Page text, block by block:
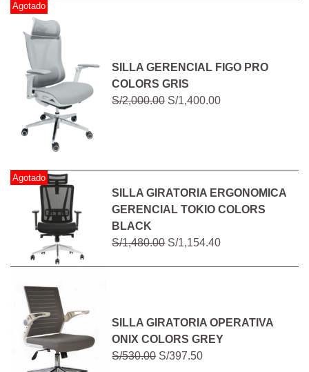
Agotado
SILLA GERENCIAL FIGO PRO
COLORS GRIS
S/2,000.00S/1,400.00
Agotado
SILLA GIRATORIA ERGONOMICA
GERENCIAL TOKIO COLORS
BLACK
S/1,480.00S/1,154.40
SILLA GIRATORIA OPERATIVA
ONIX COLORS GREY
S/530.00S/397.50